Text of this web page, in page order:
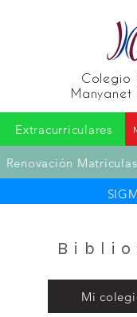
Extracurriculares
Renovación Matriculas
Colegio
Manyanet
Mi